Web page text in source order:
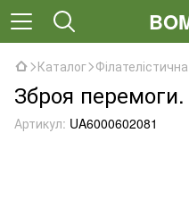
Каталог
Зброя
Артикул: UA6000602081